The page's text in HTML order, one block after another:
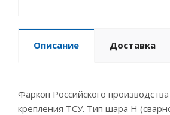
Описание Доставка
Фаркоп Российского
крепления ТСУ. Тип шара Н